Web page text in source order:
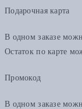
Подарочная карта
В одном заказе
Остаток по карте
Промокод
В одном заказе